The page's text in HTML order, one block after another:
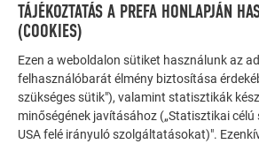
TÁJÉKOZTATÁS A PREFA HONLAPJÁN
(COOKIES)
Ezen a weboldalon sütiket használunk az
felhasználóbarát élmény biztosítása
szükséges sütik"), valamint statisztikák
minőségének javításához („Statisztikai célú
USA felé irányuló szolgáltatásokat)".